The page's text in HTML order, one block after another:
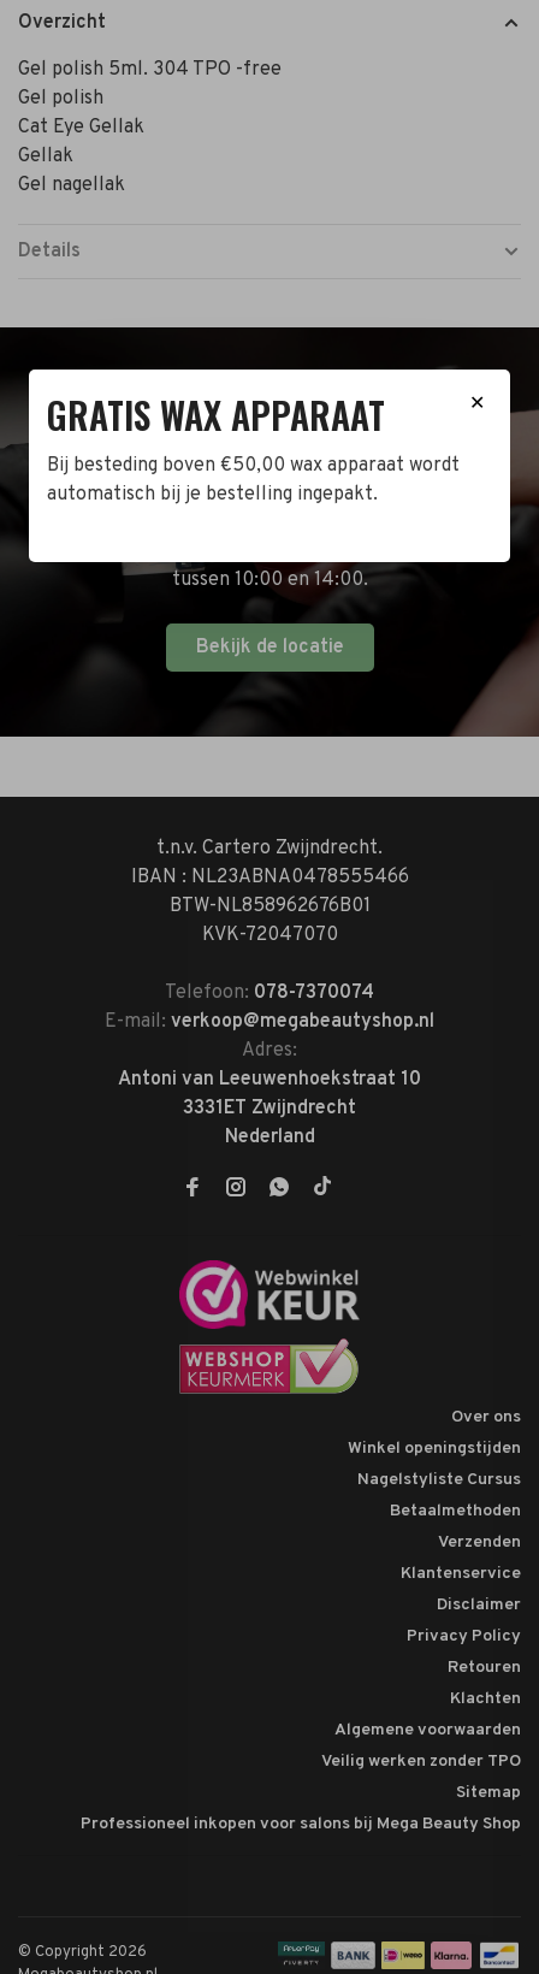
Overzicht
Gel polish 5ml. 304 TPO -free
Gel polish
Cat Eye Gellak
Gellak
Gel nagellak
Details
BEZOEK DE WINKEL!
Naast de online shop hebben wij ook een fysieke
winkel in Zwijndrecht! Het adres is: Antoni van
tussen 10:00 en 14:00.
Bekijk de locatie
t.n.v. Cartero Zwijndrecht.
IBAN : NL23ABNA0478555466
BTW-NL858962676B01
KVK-72047070
Telefoon: 078-7370074
E-mail: verkoop@megabeautyshop.nl
Adres:
Antoni van Leeuwenhoekstraat 10
3331ET Zwijndrecht
Nederland
Over ons
Winkel openingstijden
Nagelstyliste Cursus
Betaalmethoden
Verzenden
Klantenservice
Disclaimer
Privacy Policy
Retouren
Klachten
Algemene voorwaarden
Veilig werken zonder TPO
Sitemap
Professioneel inkopen voor salons bij Mega Beauty Shop
© Copyright 2026
✕
GRATIS WAX APPARAAT
Bij besteding boven €50,00 wax apparaat wordt
automatisch bij je bestelling ingepakt.